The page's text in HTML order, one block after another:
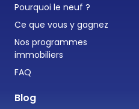
Pourquoi le neuf ?
Ce que vous y gagnez
Nos programmes
immobiliers
FAQ
Blog